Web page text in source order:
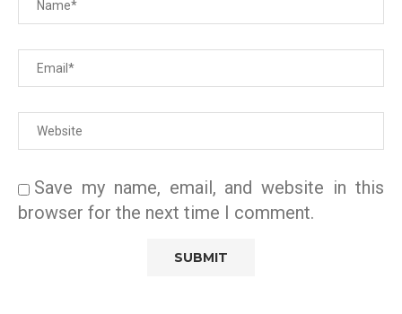
Save my name, email, and website in this
browser for the next time I comment.